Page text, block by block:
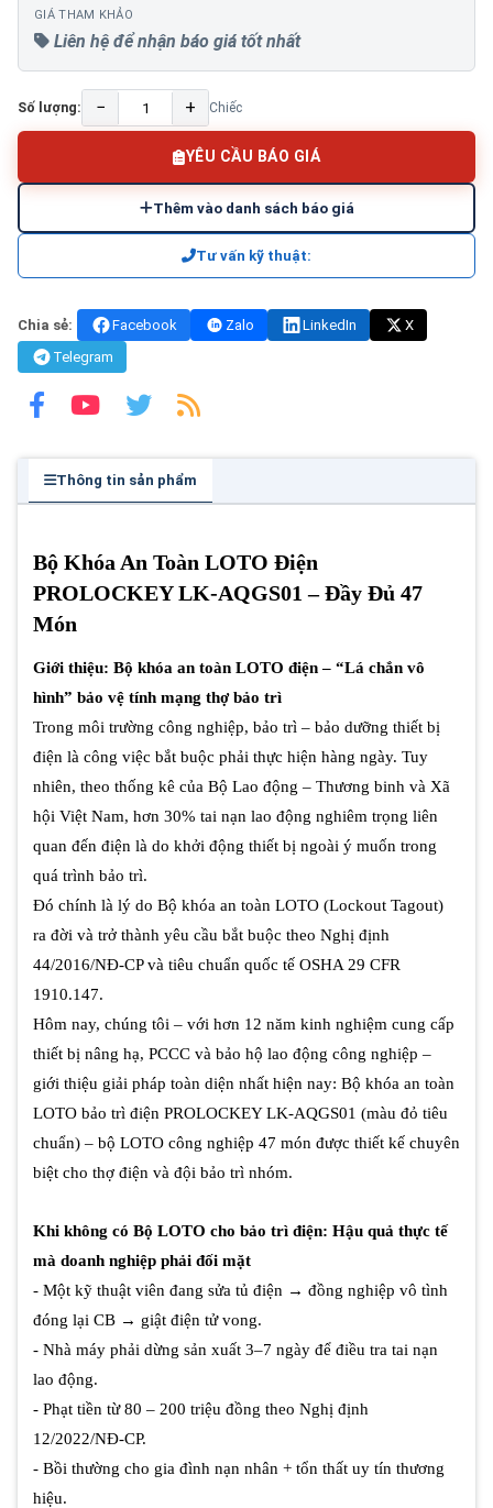
GIÁ THAM KHẢO
Liên hệ để nhận báo giá tốt nhất
Số lượng: − + Chiếc
YÊU CẦU BÁO GIÁ
Thêm vào danh sách báo giá
Tư vấn kỹ thuật:
Chia sẻ: Facebook Zalo LinkedIn
X
Telegram
Thông tin sản phẩm
Bộ Khóa An Toàn LOTO Điện
PROLOCKEY LK-AQGS01 – Đầy Đủ 47
Món
Giới thiệu: Bộ khóa an toàn LOTO điện – “Lá chắn vô
hình” bảo vệ tính mạng thợ bảo trì
Trong môi trường công nghiệp, bảo trì – bảo dưỡng thiết bị
điện là công việc bắt buộc phải thực hiện hàng ngày. Tuy
nhiên, theo thống kê của Bộ Lao động – Thương binh và Xã
hội Việt Nam, hơn 30% tai nạn lao động nghiêm trọng liên
quan đến điện là do khởi động thiết bị ngoài ý muốn trong
quá trình bảo trì.
Đó chính là lý do Bộ khóa an toàn LOTO (Lockout Tagout)
ra đời và trở thành yêu cầu bắt buộc theo Nghị định
44/2016/NĐ-CP và tiêu chuẩn quốc tế OSHA 29 CFR
1910.147.
Hôm nay, chúng tôi – với hơn 12 năm kinh nghiệm cung cấp
thiết bị nâng hạ, PCCC và bảo hộ lao động công nghiệp –
giới thiệu giải pháp toàn diện nhất hiện nay: Bộ khóa an toàn
LOTO bảo trì điện PROLOCKEY LK-AQGS01 (màu đỏ tiêu
chuẩn) – bộ LOTO công nghiệp 47 món được thiết kế chuyên
biệt cho thợ điện và đội bảo trì nhóm.
Khi không có Bộ LOTO cho bảo trì điện: Hậu quả thực tế
mà doanh nghiệp phải đối mặt
- Một kỹ thuật viên đang sửa tủ điện → đồng nghiệp vô tình
đóng lại CB → giật điện tử vong.
- Nhà máy phải dừng sản xuất 3–7 ngày để điều tra tai nạn
lao động.
- Phạt tiền từ 80 – 200 triệu đồng theo Nghị định
12/2022/NĐ-CP.
- Bồi thường cho gia đình nạn nhân + tổn thất uy tín thương
hiệu.